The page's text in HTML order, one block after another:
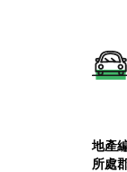
地產
所處